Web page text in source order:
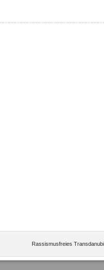
Rassismusfreies